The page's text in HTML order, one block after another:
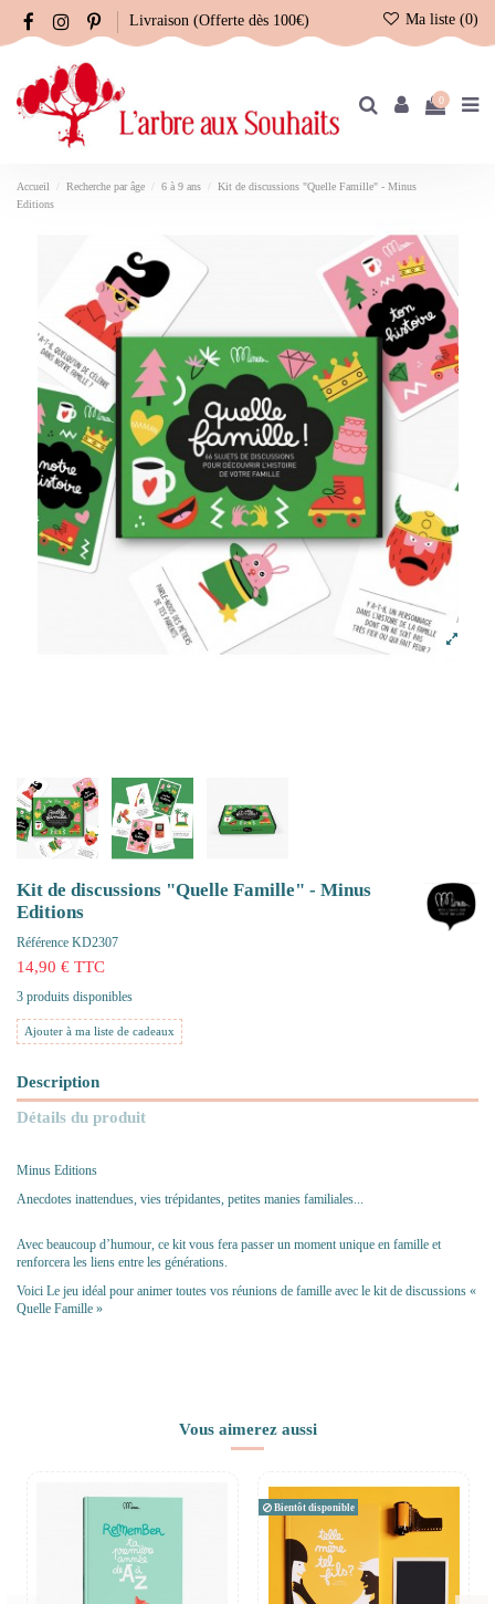
Livraison (Offerte dès 100€) Ma liste (0)
0
Accueil Recherche par âge 6 à 9 ans
Kit de discussions "Quelle Famille" - Minus
Editions
Kit de discussions "Quelle Famille" - Minus
Editions
Référence KD2307
14,90 € TTC
3 produits disponibles
Ajouter à ma liste de cadeaux
Description
Détails du produit
Minus Editions
Anecdotes inattendues, vies trépidantes, petites manies familiales...
Avec beaucoup d’humour, ce kit vous fera passer un moment unique en famille et
renforcera les liens entre les générations.
Voici Le jeu idéal pour animer toutes vos réunions de famille avec le kit de discussions «
Quelle Famille »
Vous aimerez aussi
Bientôt disponible